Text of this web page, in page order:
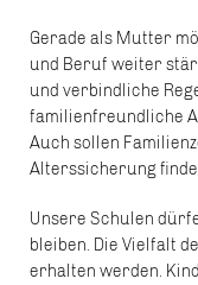
Gerade als Mutter
und Beruf weiter
und verbindliche
familienfreundliche
Auch sollen
Alterssicherung
Unsere Schulen
bleiben. Die Vielfalt
erhalten werden.